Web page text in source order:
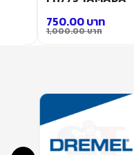
1,000.00บาท
750.00บาท